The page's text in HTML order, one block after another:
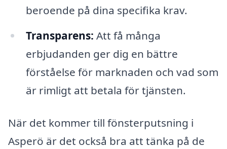
beroende på dina specifika krav.
Transparens: Att få många
erbjudanden ger dig en bättre
förståelse för marknaden och vad som
är rimligt att betala för tjänsten.
När det kommer till fönsterputsning i
Asperö är det också bra att tänka på de